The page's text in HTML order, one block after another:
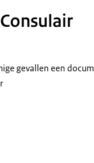
gevallen een